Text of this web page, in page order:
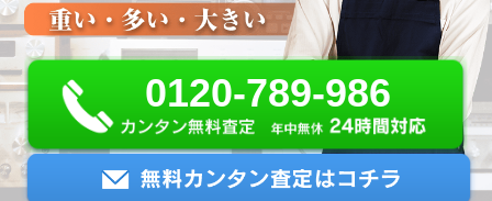
0120-789-986